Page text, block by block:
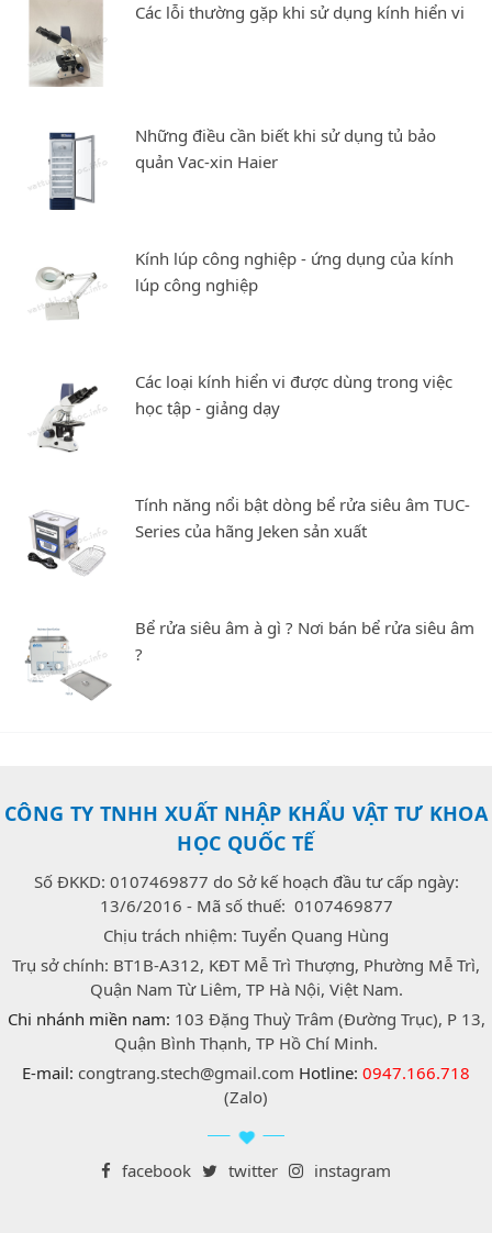
Các lỗi thường gặp khi sử dụng kính hiển vi
Những điều cần biết khi sử dụng tủ bảo
quản Vac-xin Haier
Kính lúp công nghiệp - ứng dụng của kính
lúp công nghiệp
Các loại kính hiển vi được dùng trong việc
học tập - giảng dạy
Tính năng nổi bật dòng bể rửa siêu âm TUC-
Series của hãng Jeken sản xuất
Bể rửa siêu âm à gì ? Nơi bán bể rửa siêu âm
?
CÔNG TY TNHH XUẤT NHẬP KHẨU VẬT TƯ KHOA
HỌC QUỐC TẾ
Số ĐKKD: 0107469877 do Sở kế hoạch đầu tư cấp ngày:
13/6/2016 - Mã số thuế: 0107469877
Chịu trách nhiệm: Tuyển Quang Hùng
Trụ sở chính: BT1B-A312, KĐT Mễ Trì Thượng, Phường Mễ Trì,
Quận Nam Từ Liêm, TP Hà Nội, Việt Nam.
Chi nhánh miền nam: 103 Đặng Thuỳ Trâm (Đường Trục), P 13,
Quận Bình Thạnh, TP Hồ Chí Minh.
E-mail: congtrang.stech@gmail.com Hotline: 0947.166.718
(Zalo)
facebook twitter instagram